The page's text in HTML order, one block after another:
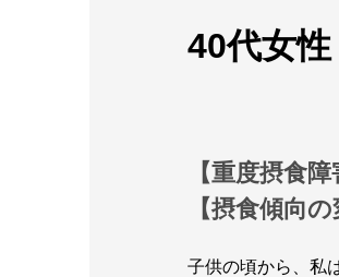
40代女性
【重度摂食
【摂食傾向
子供の頃から、私